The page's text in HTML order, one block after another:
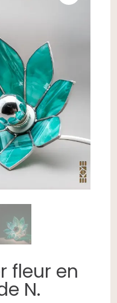
fleur en
N.